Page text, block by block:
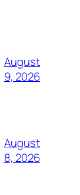
August
9, 2026
August
8, 2026